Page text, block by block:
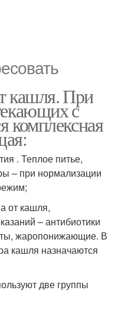
кашля. При
с
комплексная
. Теплое питье,
– при нормализации
от кашля,
– антибиотики
жаропонижающие. В
кашля назначаются
две группы